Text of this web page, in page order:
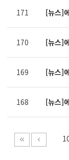
171 [뉴스]
170 [뉴스]
169 [뉴스]
168 [뉴스]